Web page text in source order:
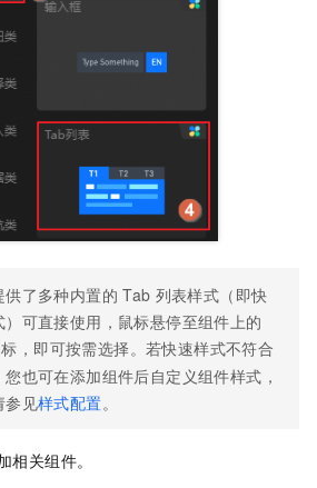
供了多种内置的 Tab 列表样式（即快
）可直接使用，鼠标悬停至组件上的
，即可按需选择。若快速样式不符合
您也可在添加组件后自定义组件样式，
参见样式配置。
相关组件。